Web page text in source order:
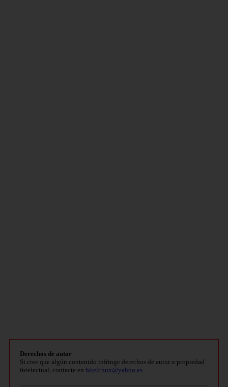
Derechos de autor
Si cree que algún contenido infringe derechos de autor o propiedad
intelectual, contacte en bitelchux@yahoo.es